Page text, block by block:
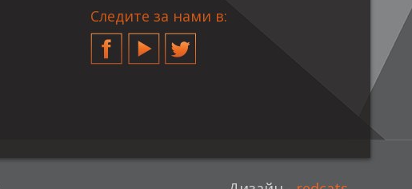
Следите за нами в:
FacebookYouTubeTwitter